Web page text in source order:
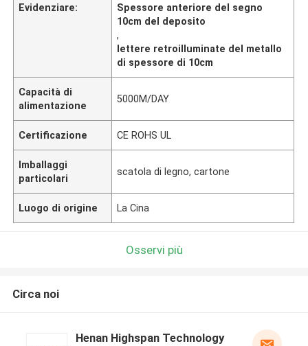
Evidenziare:
Spessore anteriore del segno
10cm del deposito
,
lettere retroilluminate del metallo
di spessore di 10cm
Capacità di
alimentazione
5000M/DAY
Certificazione CE ROHS UL
Imballaggi
particolari
scatola di legno, cartone
Luogo di origine La Cina
Osservi più
Circa noi
Henan Highspan Technology